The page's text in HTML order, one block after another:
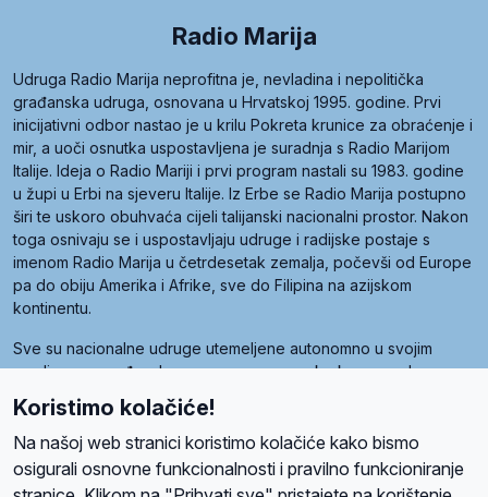
Radio Marija
Udruga Radio Marija neprofitna je, nevladina i nepolitička
građanska udruga, osnovana u Hrvatskoj 1995. godine. Prvi
inicijativni odbor nastao je u krilu Pokreta krunice za obraćenje i
mir, a uoči osnutka uspostavljena je suradnja s Radio Marijom
Italije. Ideja o Radio Mariji i prvi program nastali su 1983. godine
u župi u Erbi na sjeveru Italije. Iz Erbe se Radio Marija postupno
širi te uskoro obuhvaća cijeli talijanski nacionalni prostor. Nakon
toga osnivaju se i uspostavljaju udruge i radijske postaje s
imenom Radio Marija u četrdesetak zemalja, počevši od Europe
pa do obiju Amerika i Afrike, sve do Filipina na azijskom
kontinentu.
Sve su nacionalne udruge utemeljene autonomno u svojim
zemljama, a međusobna su povezane preko krovne udruge
pod nazivom Svjetska obitelj Radio Marije (World Family of
Radio Maria). Svjetsku obitelj utemeljilo je sedam članica, među
kojima je i hrvatska Udruga Radio Marija.
Koristimo kolačiće!
Na našoj web stranici koristimo kolačiće kako bismo
osigurali osnovne funkcionalnosti i pravilno funkcioniranje